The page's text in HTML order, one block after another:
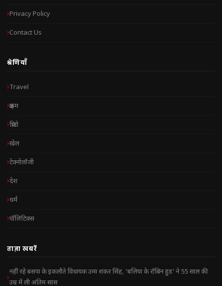
Privacy Policy
Contact Us
श्रेणियाँ
Travel
क्राइम
क्रिप्टो
खेल
टेक्नोलॉजी
देश
धर्म
पॉलिटिक्स
ताज़ा खबरें
नहीं रहे बसपा के इकलौते विधायक उमा शंकर सिंह, ‘बलिया के रॉबिन हुड’ ने 55 साल की
उम्र में ली अंतिम सांस